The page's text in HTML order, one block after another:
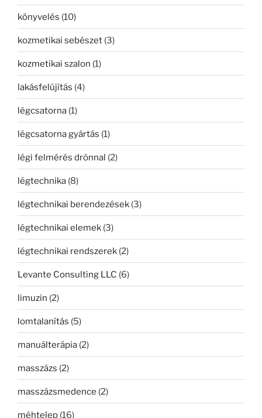
könyvelés (10)
kozmetikai sebészet (3)
kozmetikai szalon (1)
lakásfelújítás (4)
légcsatorna (1)
légcsatorna gyártás (1)
légi felmérés drónnal (2)
légtechnika (8)
légtechnikai berendezések (3)
légtechnikai elemek (3)
légtechnikai rendszerek (2)
Levante Consulting LLC (6)
limuzin (2)
lomtalanítás (5)
manuálterápia (2)
masszázs (2)
masszázsmedence (2)
méhtelep (16)